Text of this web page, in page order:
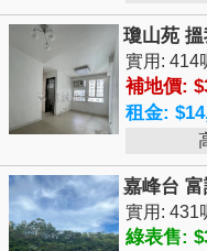
瓊山苑
實用: 414
補地價:
租金:
嘉峰台
實用: 431
綠表售: